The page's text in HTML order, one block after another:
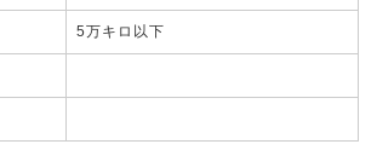
5万キロ以下